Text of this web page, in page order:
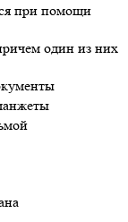
при помощи
один из них